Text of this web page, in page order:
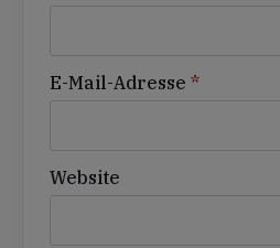
E-Mail-Adresse *
Website